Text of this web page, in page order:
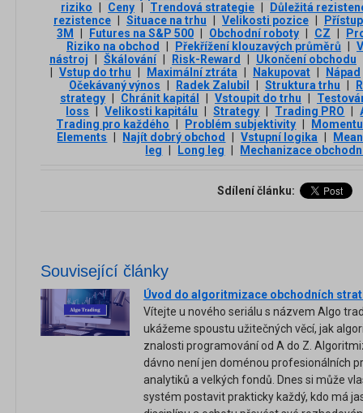
riziko
Ceny Trendová strategie
Důležitá
rezistence
Situace na trhu Velikosti pozice
3М
Futures na S&P 500 Obchodní roboty CZ
Riziko na obchod
Překřížení klouzavých průměrů
nástroj
Škálování Risk-Reward
Ukončení obchodu
Vstup do trhu Maximální ztráta Nakupovat
Nápad
Očekávaný výnos
Radek Zalubil Struktura trhu
strategy
Chránit kapitál Vstoupit do trhu
loss
Velikosti kapitálu Strategy Trading PRO
Trading pro každého
Problém subjektivity
Elements
Najít dobrý obchod Vstupní logika
leg
Long leg Mechanizace
Sdílení článku:
Související články
Úvod do algoritmizace obchodních
Vítejte u nového seriálu s názvem Algo
ukážeme spoustu užitečných věcí, jak
znalosti programování od A do Z.
dávno není jen doménou profesionálních
analytiků a velkých fondů. Dnes si může
systém postavit prakticky každý, kdo má